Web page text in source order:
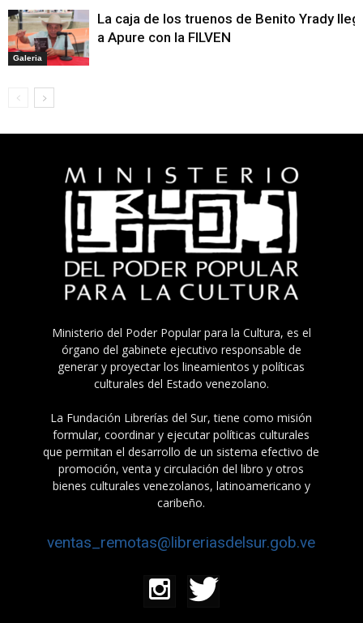
Galeria
La caja de los truenos de Benito Yrady
a Apure con la FILVEN
Ministerio del Poder Popular para la Cultura, es el
órgano del gabinete ejecutivo responsable de
generar y proyectar los lineamientos y políticas
culturales del Estado venezolano.
La Fundación Librerías del Sur, tiene como misión
formular, coordinar y ejecutar políticas culturales
que permitan el desarrollo de un sistema efectivo de
promoción, venta y circulación del libro y otros
bienes culturales venezolanos, latinoamericano y
caribeño.
ventas_remotas@libreriasdelsur.gob.ve